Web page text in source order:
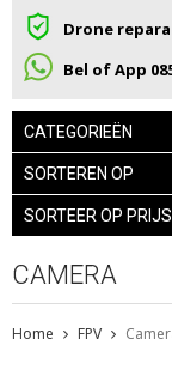
Drone
Bel of App
CATEGORIEËN
SORTEREN OP
SORTEER OP PRIJS
CAMERA
Home FPV